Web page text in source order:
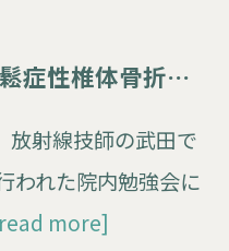
院内勉強会「骨粗鬆症性椎体骨折に対するバルーン椎体形成術」
放射線技師の武田で
われた院内勉強会に
more]